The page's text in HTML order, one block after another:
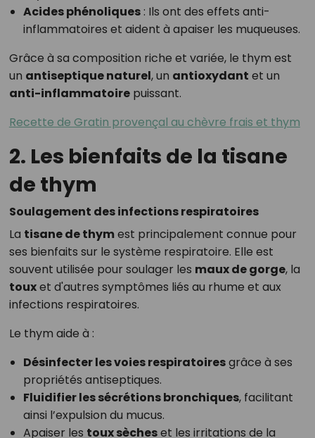
Acides phénoliques: Ils ont des effets anti-
inflammatoires et aident à apaiser les muqueuses.
Grâce à sa composition riche et variée, le thym est
un antiseptique naturel, un antioxydant et un
anti-inflammatoirepuissant.
Recette de Gratin provençal au chèvre frais et thym
2. Les bienfaits de la tisane
de thym
Soulagement des infections respiratoires
La tisane de thymest principalement connue pour
ses bienfaits sur le système respiratoire. Elle est
souvent utilisée pour soulager les maux de gorge, la
touxet d'autres symptômes liés au rhume et aux
infections respiratoires.
Le thym aide à :
Désinfecter les voies respiratoiresgrâce à ses
propriétés antiseptiques.
Fluidifier les sécrétions bronchiques, facilitant
ainsi l’expulsion du mucus.
Apaiser les toux sècheset les irritations de la